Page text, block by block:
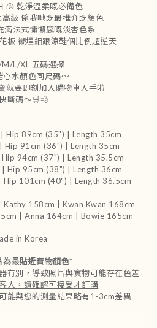
🐚 乾淨溫柔嘅必備色
級 係我哋既最推介既顏色
滿法式慵懶感嘅淡杏色系
板 襯埋細跟涼鞋個比例超逆天
M/L/XL 五碼選擇
心水顏色同尺碼～
就要即刻加入購物車入手啦
斷碼～🛒💨
Hip 89cm (35") | Length 35cm
Hip 91cm (36") | Length 35cm
94cm (37") | Length 35.5cm
Hip 95cm (38") | Length 36cm
Hip 101cm (40") | Length 36.5cm
Kathy 158cm |Kwan Kwan 168cm
| Anna 164cm | Bowie 165cm
in Korea
為最貼近實物顏色*
有別，導致照片與實物可能存在色差
人，請確認可接受才訂購
能與您的測量結果略有1-3cm差異